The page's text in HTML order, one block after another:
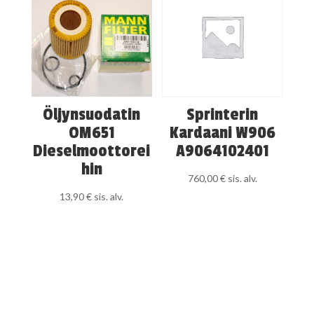
Öljynsuodatin
OM651
Dieselmoottorei
hin
13,90€ sis. alv.
Sprinterin
Kardaani W906
A9064102401
760,00€ sis. alv.